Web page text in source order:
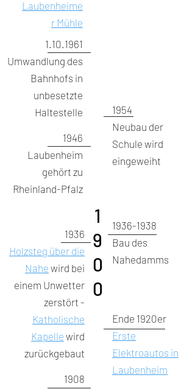
1
9
0
0
1908
Ende 1920er
Erste
Elektroautos in
Laubenheim
1936
Holzsteg über die
Nahe wird bei
einem Unwetter
zerstört -
Katholische
Kapelle wird
zurückgebaut
1936-1938
Bau des
Nahedamms
1.10.1961
Umwandlung des
Bahnhofs in
unbesetzte
Haltestelle
1946
Laubenheim
gehört zu
Rheinland-Pfalz
1954
Neubau der
Schule wird
eingeweiht
Laubenheime
r Mühle